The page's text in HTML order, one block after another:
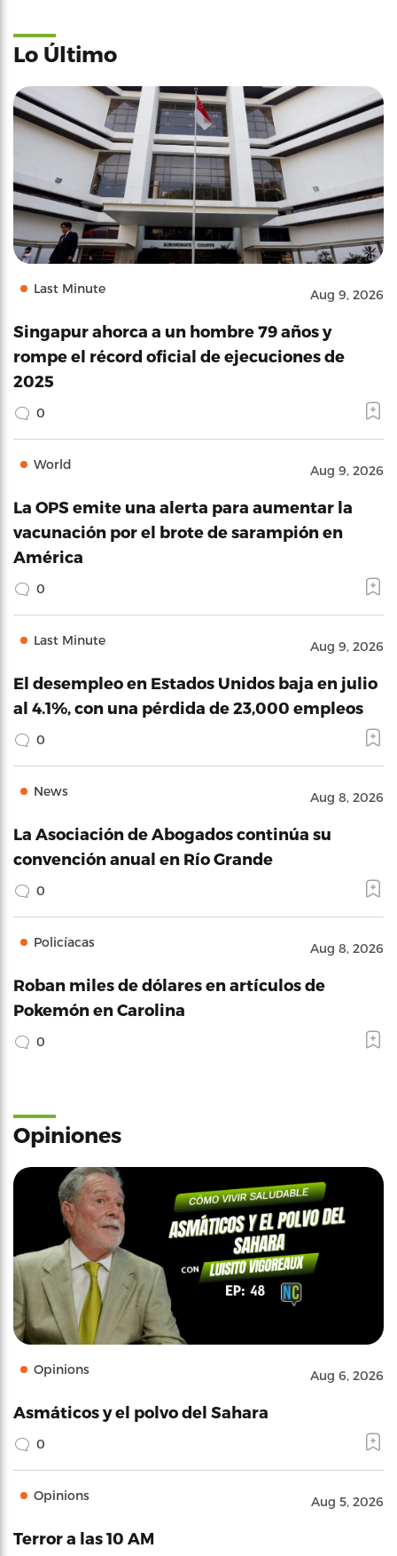
Lo Último
Last Minute Aug 9, 2026
Singapur ahorca a un hombre 79 años y
rompe el récord oficial de ejecuciones de
2025
0
World Aug 9, 2026
La OPS emite una alerta para aumentar la
vacunación por el brote de sarampión en
América
0
Last Minute Aug 9, 2026
El desempleo en Estados Unidos baja en julio
al 4.1%, con una pérdida de 23,000 empleos
0
News Aug 8, 2026
La Asociación de Abogados continúa su
convención anual en Río Grande
0
Policíacas Aug 8, 2026
Roban miles de dólares en artículos de
Pokemón en Carolina
0
Opiniones
Opinions Aug 6, 2026
Asmáticos y el polvo del Sahara
0
Opinions Aug 5, 2026
Terror a las 10 AM